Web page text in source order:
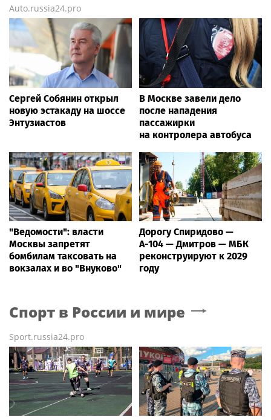
Auto.russia24.pro
Сергей Собянин открыл
новую эстакаду на шоссе
Энтузиастов
В Москве завели дело
после нападения
пассажирки
на контролера автобуса
"Ведомости": власти
Москвы запретят
бомбилам таксовать на
вокзалах и во "Внуково"
Дорогу Спиридово —
А-104 — Дмитров — МБК
реконструируют к 2029
году
Спорт в России и мире
Sport.russia24.pro